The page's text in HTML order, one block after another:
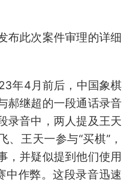
布此次案件审理的详细
年4月前后，中国象棋
郝继超的一段通话录音
录音中，两人提及王天
、王天一参与“买棋”，
，并疑似提到他们使用
中作弊。这段录音迅速